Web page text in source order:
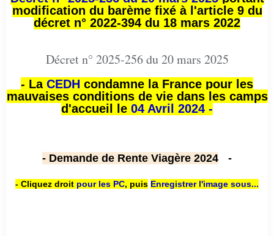
modification du barème fixé à l'article 9 du
décret n° 2022-394 du 18 mars 2022
Décret n° 2025-256 du 20 mars 2025
- La CEDH condamne la France pour les
mauvaises conditions de vie dans les camps
d'accueil le 04 Avril 2024 -
- Demande de Rente Viagère 2024 -
- Cliquez droit pour les PC, puis Enregistrer l'image sous...